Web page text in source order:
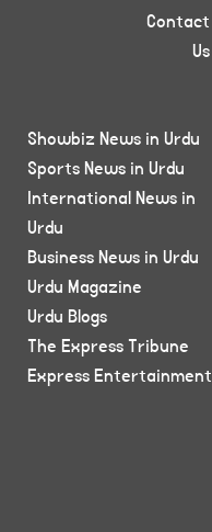
Contact
Us
Showbiz News in Urdu
Sports News in Urdu
International News in
Urdu
Business News in Urdu
Urdu Magazine
Urdu Blogs
The Express Tribune
Express Entertainment